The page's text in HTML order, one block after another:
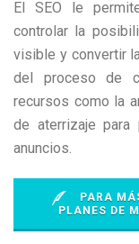
El SEO le
controlar la
visible y convertir
del proceso de
recursos como la
de aterrizaje
anuncios.
PARA
PLANES DE